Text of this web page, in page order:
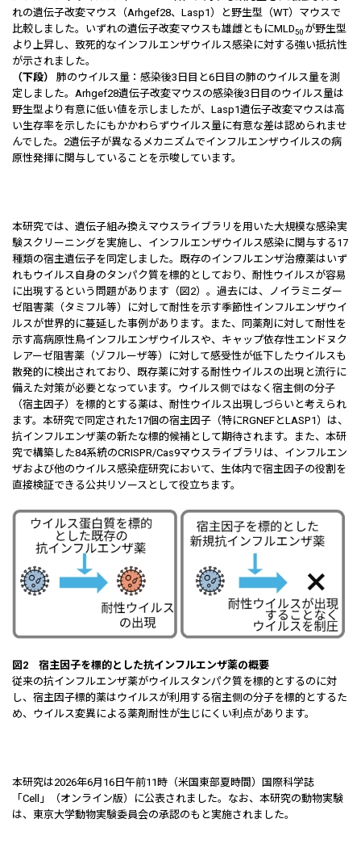
れの遺伝子改変マウス（Arhgef28、Lasp1）と野生型（WT）マウスで
比較しました。いずれの遺伝子改変マウスも雄雌ともにMLD50 が野生型
より上昇し、致死的なインフルエンザウイルス感染に対する強い抵抗性
が示されました。
（下段） 肺のウイルス量：感染後3日目と6日目の肺のウイルス量を測
定しました。Arhgef28遺伝子改変マウスの感染後3日目のウイルス量は
野生型より有意に低い値を示しましたが、Lasp1遺伝子改変マウスは高
い生存率を示したにもかかわらずウイルス量に有意な差は認められませ
んでした。2遺伝子が異なるメカニズムでインフルエンザウイルスの病
原性発揮に関与していることを示唆しています。
本研究では、遺伝子組み換えマウスライブラリを用いた大規模な感染実
験スクリーニングを実施し、インフルエンザウイルス感染に関与する17
種類の宿主遺伝子を同定しました。既存のインフルエンザ治療薬はいず
れもウイルス自身のタンパク質を標的としており、耐性ウイルスが容易
に出現するという問題があります（図2）。過去には、ノイラミニダー
ゼ阻害薬（タミフル等）に対して耐性を示す季節性インフルエンザウイ
ルスが世界的に蔓延した事例があります。また、同薬剤に対して耐性を
示す高病原性鳥インフルエンザウイルスや、キャップ依存性エンドヌク
レアーゼ阻害薬（ゾフルーザ等）に対して感受性が低下したウイルスも
散発的に検出されており、既存薬に対する耐性ウイルスの出現と流行に
備えた対策が必要となっています。ウイルス側ではなく宿主側の分子
（宿主因子）を標的とする薬は、耐性ウイルス出現しづらいと考えられ
ます。本研究で同定された17個の宿主因子（特にRGNEFとLASP1）は、
抗インフルエンザ薬の新たな標的候補として期待されます。また、本研
究で構築した84系統のCRISPR/Cas9マウスライブラリは、インフルエン
ザおよび他のウイルス感染症研究において、生体内で宿主因子の役割を
直接検証できる公共リソースとして役立ちます。
図2 宿主因子を標的とした抗インフルエンザ薬の概要
従来の抗インフルエンザ薬がウイルスタンパク質を標的とするのに対
し、宿主因子標的薬はウイルスが利用する宿主側の分子を標的とするた
め、ウイルス変異による薬剤耐性が生じにくい利点があります。
本研究は2026年6月16日午前11時（米国東部夏時間）国際科学誌
「Cell」（オンライン版）に公表されました。なお、本研究の動物実験
は、東京大学動物実験委員会の承認のもと実施されました。